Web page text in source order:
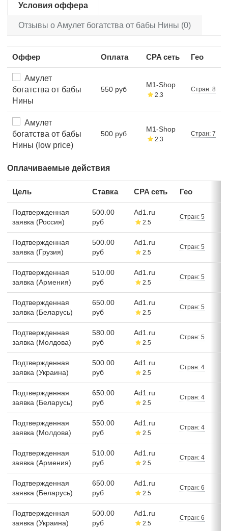
Условия оффера
Отзывы о Амулет богатства от бабы Нины (0)
Оффер Оплата CPA сеть Гео
Амулет
богатства от бабы
Нины
550 руб
M1-Shop
2.3
Стран: 8
Амулет
богатства от бабы
Нины (low price)
500 руб
M1-Shop
2.3
Стран: 7
Оплачиваемые действия
Цель Ставка CPA сеть Гео
Подтвержденная
заявка (Россия)
500.00
руб
Ad1.ru
2.5
Стран: 5
Подтвержденная
заявка (Грузия)
500.00
руб
Ad1.ru
2.5
Стран: 5
Подтвержденная
заявка (Армения)
510.00
руб
Ad1.ru
2.5
Стран: 5
Подтвержденная
заявка (Беларусь)
650.00
руб
Ad1.ru
2.5
Стран: 5
Подтвержденная
заявка (Молдова)
580.00
руб
Ad1.ru
2.5
Стран: 5
Подтвержденная
заявка (Украина)
500.00
руб
Ad1.ru
2.5
Стран: 4
Подтвержденная
заявка (Беларусь)
650.00
руб
Ad1.ru
2.5
Стран: 4
Подтвержденная
заявка (Молдова)
550.00
руб
Ad1.ru
2.5
Стран: 4
Подтвержденная
заявка (Армения)
510.00
руб
Ad1.ru
2.5
Стран: 4
Подтвержденная
заявка (Беларусь)
650.00
руб
Ad1.ru
2.5
Стран: 6
Подтвержденная
заявка (Украина)
500.00
руб
Ad1.ru
2.5
Стран: 6